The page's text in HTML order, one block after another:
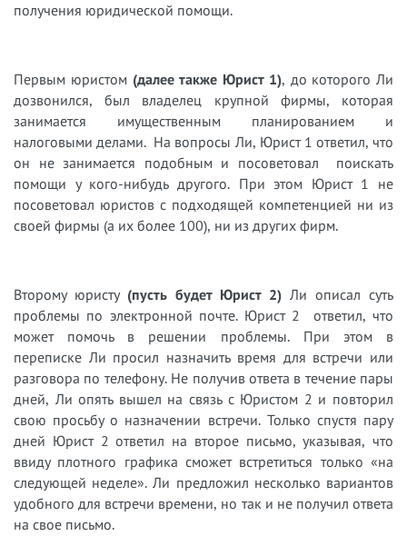
получения юридической помощи.
Первым юристом (далее также Юрист 1), до которого Ли
дозвонился, был владелец крупной фирмы, которая
занимается имущественным планированием и
налоговыми делами. На вопросы Ли, Юрист 1 ответил, что
он не занимается подобным и посоветовал поискать
помощи у кого-нибудь другого. При этом Юрист 1 не
посоветовал юристов с подходящей компетенцией ни из
своей фирмы (а их более 100), ни из других фирм.
Второму юристу (пусть будет Юрист 2) Ли описал суть
проблемы по электронной почте. Юрист 2 ответил, что
может помочь в решении проблемы. При этом в
переписке Ли просил назначить время для встречи или
разговора по телефону. Не получив ответа в течение пары
дней, Ли опять вышел на связь с Юристом 2 и повторил
свою просьбу о назначении встречи. Только спустя пару
дней Юрист 2 ответил на второе письмо, указывая, что
ввиду плотного графика сможет встретиться только «на
следующей неделе». Ли предложил несколько вариантов
удобного для встречи времени, но так и не получил ответа
на свое письмо.